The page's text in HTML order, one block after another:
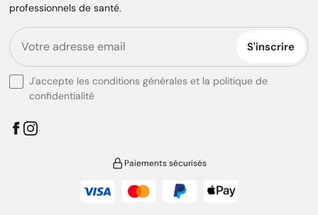
professionnels de santé.
S'inscrire
J'accepte les conditions générales et la politique de
confidentialité
Paiements sécurisés